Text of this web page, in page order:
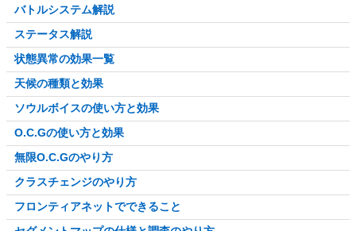
バトルシステム解説
ステータス解説
状態異常の効果一覧
天候の種類と効果
ソウルボイスの使い方と効果
O.C.Gの使い方と効果
無限O.C.Gのやり方
クラスチェンジのやり方
フロンティアネットでできること